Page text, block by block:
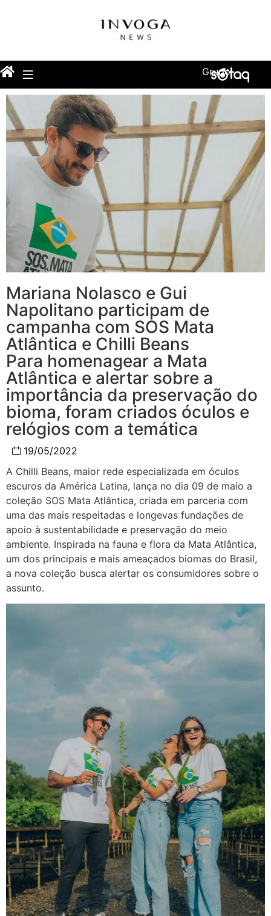
Grupo
Mariana Nolasco e Gui
Napolitano participam de
campanha com SOS Mata
Atlântica e Chilli Beans
Para homenagear a Mata
Atlântica e alertar sobre a
importância da preservação do
bioma, foram criados óculos e
relógios com a temática
19/05/2022
A Chilli Beans, maior rede especializada em óculos
escuros da América Latina, lança no dia 09 de maio a
coleção SOS Mata Atlântica, criada em parceria com
uma das mais respeitadas e longevas fundações de
apoio à sustentabilidade e preservação do meio
ambiente. Inspirada na fauna e flora da Mata Atlântica,
um dos principais e mais ameaçados biomas do Brasil,
a nova coleção busca alertar os consumidores sobre o
assunto.